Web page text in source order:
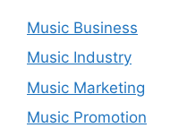
Music Business
Music Industry
Music Marketing
Music Promotion